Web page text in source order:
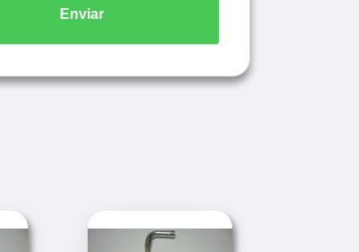
Enviar